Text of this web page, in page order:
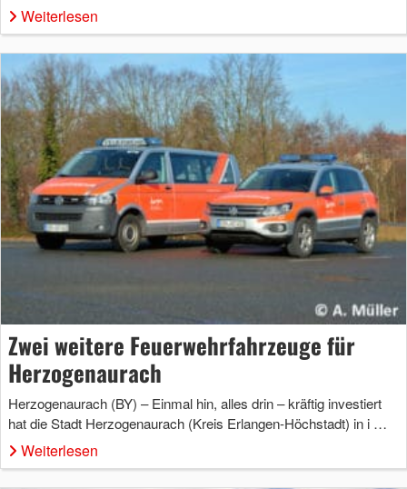
Weiterlesen
Zwei weitere Feuerwehrfahrzeuge für
Herzogenaurach
Herzogenaurach (BY) – Einmal hin, alles drin – kräftig investiert
hat die Stadt Herzogenaurach (Kreis Erlangen-Höchstadt) in i …
Weiterlesen